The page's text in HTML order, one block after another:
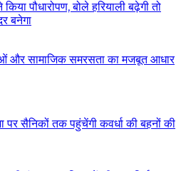
पौधारोपण, बोले हरियाली बढ़ेगी तो
बनेगा
और सामाजिक समरसता का मजबूत आधार
पर सैनिकों तक पहुंचेंगी कवर्धा की बहनों की